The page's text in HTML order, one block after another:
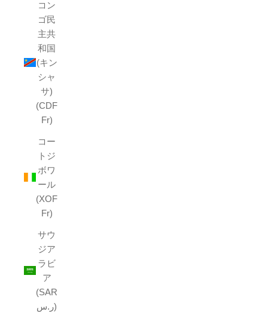
コン
ゴ民
主共
和国
(キン
シャ
サ)
(CDF
Fr)
コー
トジ
ボワ
ール
(XOF
Fr)
サウ
ジア
ラビ
ア
(SAR
ر.س)